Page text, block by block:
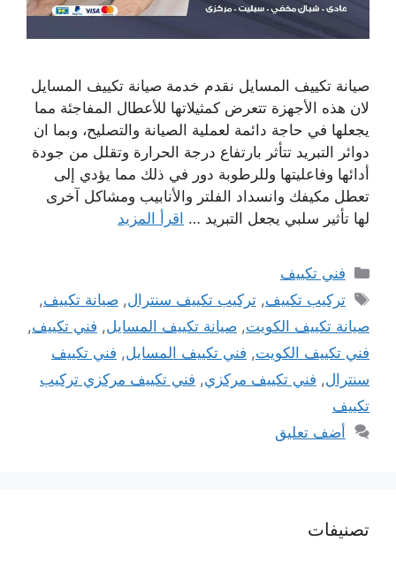
صيانة تكييف المسايل نقدم خدمة صيانة تكييف المسايل
لان هذه الأجهزة تتعرض كمثيلاتها للأعطال المفاجئة مما
يجعلها في حاجة دائمة لعملية الصيانة والتصليح، وبما ان
دوائر التبريد تتأثر بارتفاع درجة الحرارة وتقلل من جودة
أدائها وفاعليتها وللرطوبة دور في ذلك مما يؤدي إلى
تعطل مكيفك وانسداد الفلتر والأنابيب ومشاكل آخرى
لها تأثير سلبي يجعل التبريد … اقرأ المزيد
التصنيفات
فني تكييف
الوسوم
تركيب تكييف,تركيب تكييف سنترال,صيانة تكييف,
صيانة تكييف الكويت, صيانة تكييف المسايل, فني تكييف,
فني تكييف الكويت, فني تكييف المسايل, فني تكييف
سنترال, فني تكييف مركزي, فني تكييف مركزي تركيب
تكييف
أضف تعليق
تصنيفات